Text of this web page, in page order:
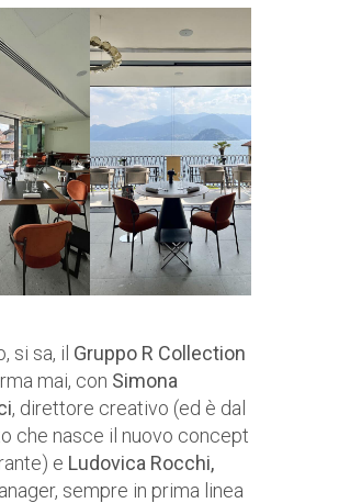
si sa, il Gruppo R Collection
mai, con Simona
, direttore creativo (ed è dal
che nasce il nuovo concept
e Ludovica Rocchi,
sempre in prima linea